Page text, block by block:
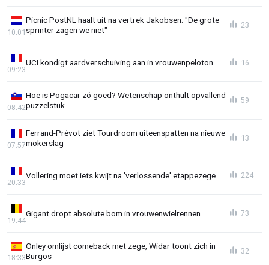
Picnic PostNL haalt uit na vertrek Jakobsen: "De grote
sprinter zagen we niet"
10:01
23
UCI kondigt aardverschuiving aan in vrouwenpeloton
09:23
16
Hoe is Pogacar zó goed? Wetenschap onthult opvallend
puzzelstuk
08:42
59
Ferrand-Prévot ziet Tourdroom uiteenspatten na nieuwe
mokerslag
07:57
13
Vollering moet iets kwijt na 'verlossende' etappezege
20:33
224
Gigant dropt absolute bom in vrouwenwielrennen
19:44
73
Onley omlijst comeback met zege, Widar toont zich in
Burgos
18:33
32